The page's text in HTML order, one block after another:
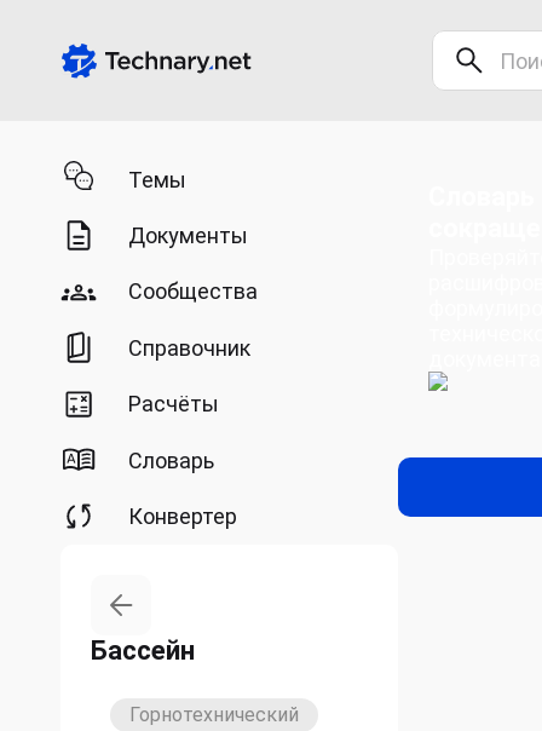
Темы
Документы
Сообщества
Справочник
Расчёты
Словарь
Конвертер
Бассейн
Горнотехнический